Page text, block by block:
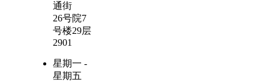
通街
26号院7
号楼29层
2901
星期一 -
星期五